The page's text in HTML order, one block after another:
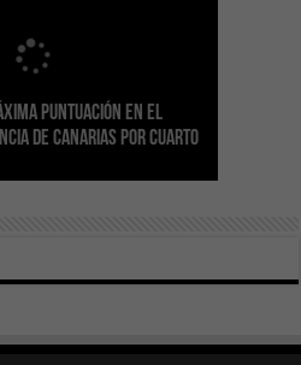
puntuación en el
de Canarias por cuarto
ayudas del
por valor de 7,09 M€
con Ashotel su
Refugios Climáticos de
pisos a su parque de
régimen de alquiler
diagnóstica de
con el impulso de la
convoca el Concurso de
2026